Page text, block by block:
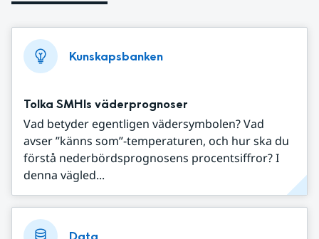
Kunskapsbanken
Tolka SMHIs väderprognoser
Vad betyder egentligen vädersymbolen? Vad
avser ”känns som”-temperaturen, och hur ska du
förstå nederbördsprognosens procentsiffror? I
denna vägled...